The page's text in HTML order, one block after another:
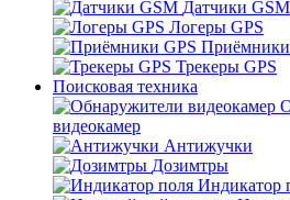
Датчики GSM
Логеры GPS
Приёмники
Трекеры GPS
Поисковая техника
видеокамер
Антижучки
Дозимтры
Индикатор